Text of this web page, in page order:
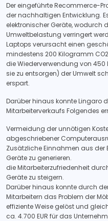
Der eingeführte Recommerce-
der nachhaltigen Entwicklung.
elektronischer Geräte, wodurch
Umweltbelastung verringert
Laptops verursacht einen
mindestens 200 Kilogramm
die Wiederverwendung von
sie zu entsorgen) der Umwelt
erspart.
Darüber hinaus konnte Lingaro
Mitarbeiterverkaufs Folgendes
Vermeidung der unnötigen
abgeschriebener
Zusätzliche Einnahmen aus
Geräte zu generieren.
die Mitarbeiterzufriedenheit
Geräte zu steigern.
Darüber hinaus konnte durch
Mitarbeitern das Problem der
effiziente Weise gelöst und
ca. 4.700 EUR für das